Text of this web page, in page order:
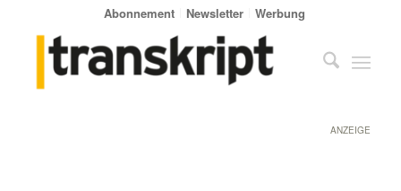
Abonnement Newsletter Werbung
ANZEIGE